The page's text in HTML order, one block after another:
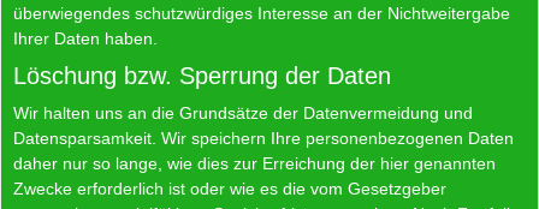
überwiegendes schutzwürdiges Interesse an der Nichtweitergabe
Ihrer Daten haben.
Löschung bzw. Sperrung der Daten
Wir halten uns an die Grundsätze der Datenvermeidung und
Datensparsamkeit. Wir speichern Ihre personenbezogenen Daten
daher nur so lange, wie dies zur Erreichung der hier genannten
Zwecke erforderlich ist oder wie es die vom Gesetzgeber